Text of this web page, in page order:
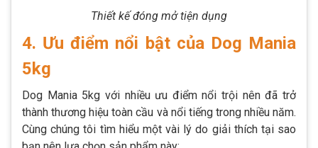
Thiết kế đóng mở tiện dụng
4. Ưu điểm nổi bật của Dog Mania
5kg
Dog Mania 5kg với nhiều ưu điểm nổi trội nên đã trở
thành thương hiệu toàn cầu và nổi tiếng trong nhiều năm.
Cùng chúng tôi tìm hiểu một vài lý do giải thích tại sao